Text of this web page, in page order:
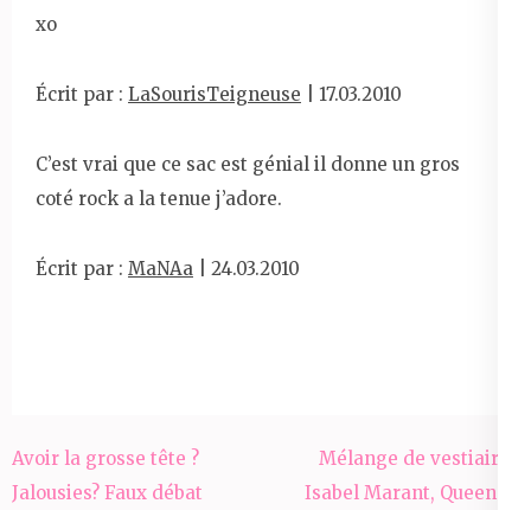
xo
Écrit par : LaSourisTeigneuse | 17.03.2010
C’est vrai que ce sac est génial il donne un gros
coté rock a la tenue j’adore.
Écrit par : MaNAa | 24.03.2010
Navigation
de
Avoir la grosse tête ?
Jalousies? Faux débat
Mélange de vestiaire :
Isabel Marant, Queen of